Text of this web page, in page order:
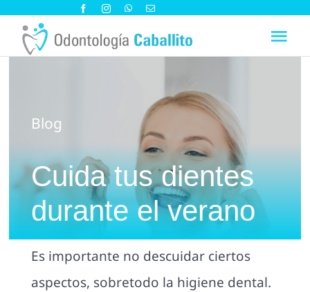
Saltar
Especialidades
Blog
Contacto y Cómo llegar
Blog
Cuida tus dientes
durante el verano
Es importante no descuidar ciertos
aspectos, sobretodo la higiene dental.